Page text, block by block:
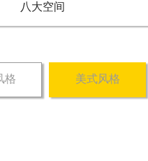
八大空间
格 美式风格